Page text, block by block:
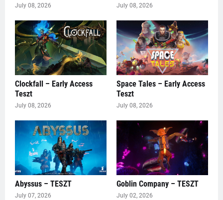
July 08, 2026 July 08, 2026
Clockfall – Early Access
Teszt
July 08, 2026
Space Tales – Early Access
Teszt
July 08, 2026
Abyssus – TESZT
July 07, 2026
Goblin Company – TESZT
July 02, 2026